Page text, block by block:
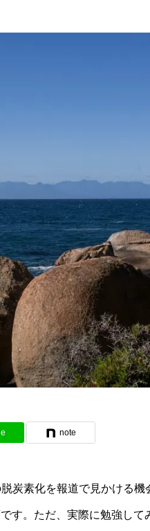
note
炭素化を報道で見かける機
す。ただ、実際に勉強して